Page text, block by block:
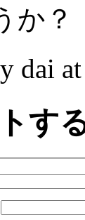
か？
dai
す